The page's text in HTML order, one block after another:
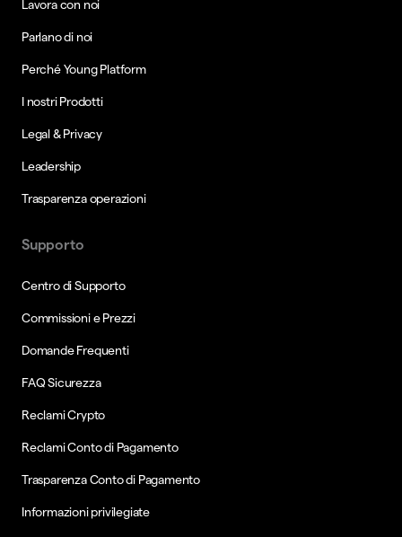
Lavora con noi
Parlano di noi
Perché Young Platform
I nostri Prodotti
Legal & Privacy
Leadership
Trasparenza operazioni
Supporto
Centro di Supporto
Commissioni e Prezzi
Domande Frequenti
FAQ Sicurezza
Reclami Crypto
Reclami Conto di Pagamento
Trasparenza Conto di Pagamento
Informazioni privilegiate